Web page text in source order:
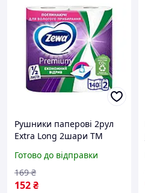
Рушники паперові 2рул
Extra Long 2шари ТМ
Готово до відправки
152₴
169 ₴